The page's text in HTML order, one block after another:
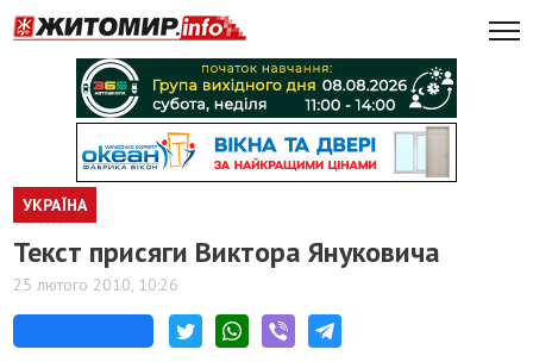
УКРАЇНА
Текст присяги Виктора Януковича
25 лютого 2010, 10:26